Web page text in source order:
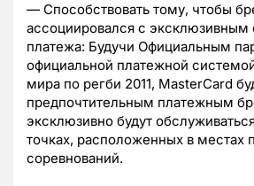
— Способствовать тому, чтобы
ассоциировался с эксклюзивным
платежа: Будучи Официальным
официальной платежной
мира по регби 2011, MasterCard
предпочтительным платежным
эксклюзивно будут
точках, расположенных в местах
соревнований.